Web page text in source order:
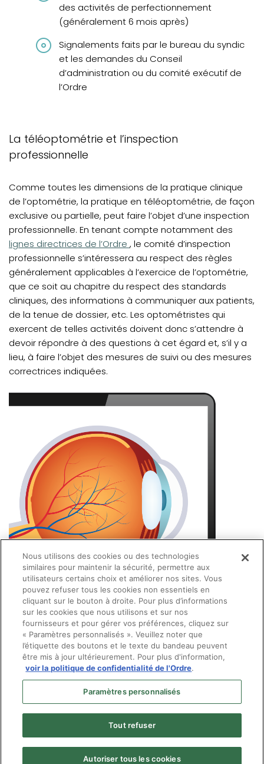
des activités de perfectionnement
(généralement 6 mois après)
Signalements faits par le bureau du syndic
et les demandes du Conseil
d’administration ou du comité exécutif de
l’Ordre
La téléoptométrie et l’inspection
professionnelle
Comme toutes les dimensions de la pratique clinique
de l’optométrie, la pratique en téléoptométrie, de façon
exclusive ou partielle, peut faire l’objet d’une inspection
professionnelle. En tenant compte notamment des
lignes directrices de l’Ordre , le comité d’inspection
professionnelle s’intéressera au respect des règles
généralement applicables à l’exercice de l’optométrie,
que ce soit au chapitre du respect des standards
cliniques, des informations à communiquer aux patients,
de la tenue de dossier, etc. Les optométristes qui
exercent de telles activités doivent donc s’attendre à
devoir répondre à des questions à cet égard et, s’il y a
lieu, à faire l’objet des mesures de suivi ou des mesures
correctrices indiquées.
Nous utilisons des cookies ou des technologies
similaires pour maintenir la sécurité, permettre aux
utilisateurs certains choix et améliorer nos sites. Vous
pouvez refuser tous les cookies non essentiels en
cliquant sur le bouton à droite. Pour plus d’informations
sur les cookies que nous utilisons et sur nos
fournisseurs et pour gérer vos préférences, cliquez sur
« Paramètres personnalisés ». Veuillez noter que
l’étiquette des boutons et le texte du bandeau peuvent
être mis à jour ultérieurement. Pour plus d'information,
voir la politique de confidentialité de l'Ordre.
Paramètres personnalisés
Tout refuser
Autoriser tous les cookies